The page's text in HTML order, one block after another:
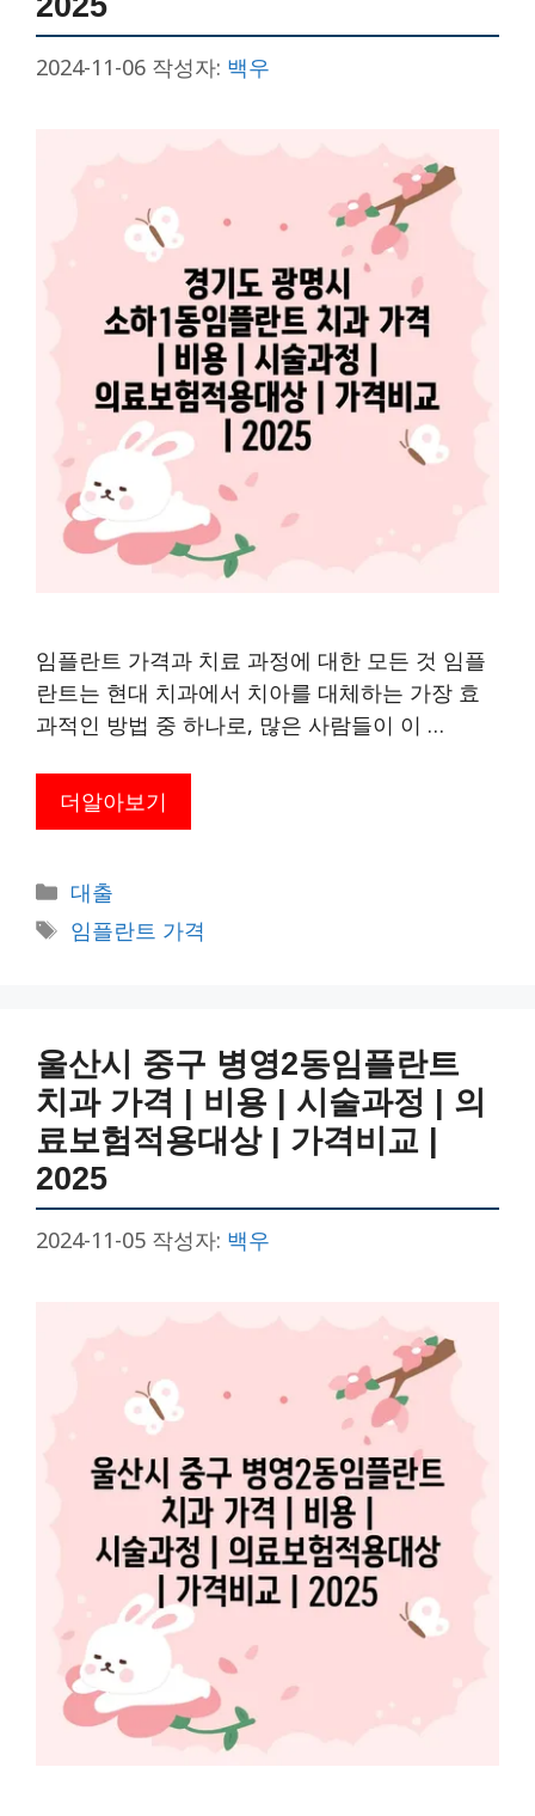
2024-11-06 작성자: 백우
임플란트 가격과 치료 과정에 대한 모든 것 임플
란트는 현대 치과에서 치아를 대체하는 가장 효
과적인 방법 중 하나로, 많은 사람들이 이 …
더알아보기
카
테
고
대출
태
임플란트 가격
울산시 중구 병영2동임플란트
치과 가격 | 비용 | 시술과정 | 의
료보험적용대상 | 가격비교 |
2025
2024-11-05 작성자: 백우